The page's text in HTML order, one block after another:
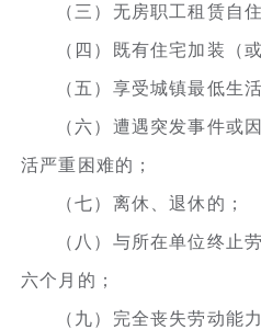
（三）无房职工租赁自
（四）既有住宅加装（
（五）享受城镇最低生
（六）遭遇突发事件或
活严重困难的；
（七）离休、退休的；
（八）与所在单位终止
六个月的；
（九）完全丧失劳动能